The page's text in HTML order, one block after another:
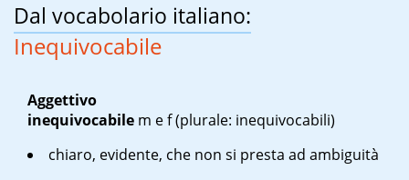
Dal vocabolario italiano:
Inequivocabile
Aggettivo
inequivocabile m ef(plurale: inequivocabili)
chiaro, evidente, che non si presta ad ambiguità